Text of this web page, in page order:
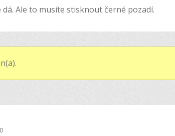
Ale to musíte stisknout černé pozadí.